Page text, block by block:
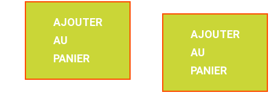
AJOUTER
AU
PANIER
AJOUTER
AU
PANIER